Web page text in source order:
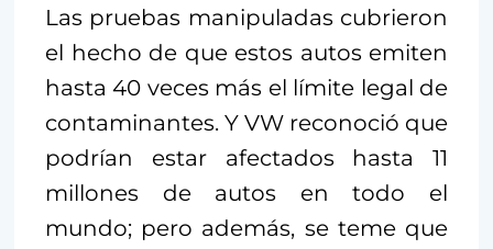
Las pruebas manipuladas cubrieron
el hecho de que estos autos emiten
hasta 40 veces más el límite legal de
contaminantes. Y VW reconoció que
podrían estar afectados hasta 11
millones de autos en todo el
mundo; pero además, se teme que